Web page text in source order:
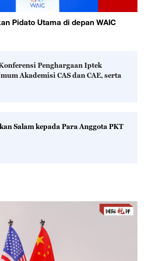
Pidato Utama di depan WAIC
Penghargaan Iptek
Akademisi CAS dan CAE, serta
Salam kepada Para Anggota PKT